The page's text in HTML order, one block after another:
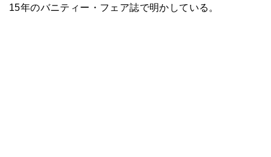
15年のバニティー・フェア誌で明かしている。